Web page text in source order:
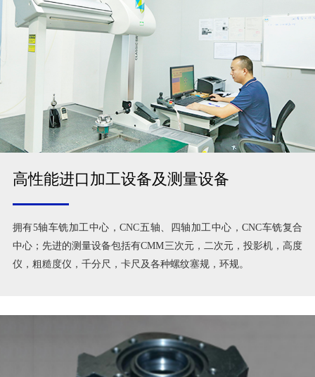
高性能进口加工设备及测量设备
拥有5轴车铣加工中心，CNC五轴、四轴加工中心，CNC车铣复合
中心；先进的测量设备包括有CMM三次元，二次元，投影机，高度
仪，粗糙度仪，千分尺，卡尺及各种螺纹塞规，环规。